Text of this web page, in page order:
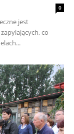
0
jest
co